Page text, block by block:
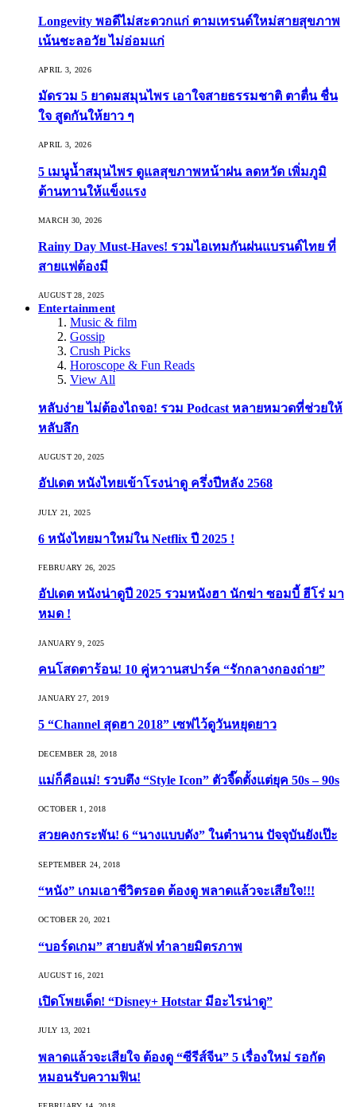
Longevity พอดีไม่สะดวกแก่ ตามเทรนด์ใหม่สายสุขภาพ
เน้นชะลอวัย ไม่อ่อมแก่
APRIL 3, 2026
มัดรวม 5 ยาดมสมุนไพร เอาใจสายธรรมชาติ ตาตื่น ชื่น
ใจ สูดกันให้ยาว ๆ
APRIL 3, 2026
5 เมนูน้ำสมุนไพร ดูแลสุขภาพหน้าฝน ลดหวัด เพิ่มภูมิ
ต้านทานให้แข็งแรง
MARCH 30, 2026
Rainy Day Must-Haves! รวมไอเทมกันฝนแบรนด์ไทย ที่
สายแฟต้องมี
AUGUST 28, 2025
Entertainment
Music & film
Gossip
Crush Picks
Horoscope & Fun Reads
View All
หลับง่าย ไม่ต้องไถจอ! รวม Podcast หลายหมวดที่ช่วยให้
หลับลึก
AUGUST 20, 2025
อัปเดต หนังไทยเข้าโรงน่าดู ครึ่งปีหลัง 2568
JULY 21, 2025
6 หนังไทยมาใหม่ใน Netflix ปี 2025 !
FEBRUARY 26, 2025
อัปเดต หนังน่าดูปี 2025 รวมหนังฮา นักฆ่า ซอมบี้ ฮีโร่ มา
หมด !
JANUARY 9, 2025
คนโสดตาร้อน! 10 คู่หวานสปาร์ค “รักกลางกองถ่าย”
JANUARY 27, 2019
5 “Channel สุดฮา 2018” เซฟไว้ดูวันหยุดยาว
DECEMBER 28, 2018
แม่ก็คือแม่! รวบตึง “Style Icon” ตัวจี๊ดตั้งแต่ยุค 50s – 90s
OCTOBER 1, 2018
สวยคงกระพัน! 6 “นางแบบดัง” ในตำนาน ปัจจุบันยังเป๊ะ
SEPTEMBER 24, 2018
“หนัง” เกมเอาชีวิตรอด ต้องดู พลาดแล้วจะเสียใจ!!!
OCTOBER 20, 2021
“บอร์ดเกม” สายบลัฟ ทำลายมิตรภาพ
AUGUST 16, 2021
เปิดโพยเด็ด! “Disney+ Hotstar มีอะไรน่าดู”
JULY 13, 2021
พลาดแล้วจะเสียใจ ต้องดู “ซีรีส์จีน” 5 เรื่องใหม่ รอกัด
หมอนรับความฟิน!